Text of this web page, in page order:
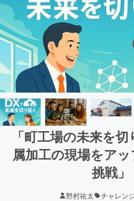
「町工場の未来を
属加工の現場をア
挑戦」
野村祐太 チャレン